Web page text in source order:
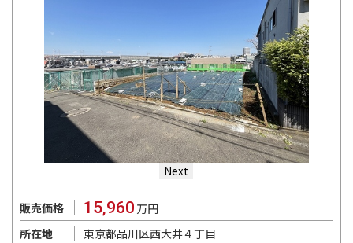
Next
販売価格 15,960 万円
所在地
東京都品川区西大井４丁目